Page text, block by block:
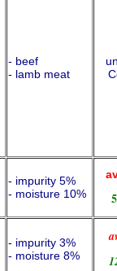
- beef
- lamb meat
- impurity 5%
- moisture 10%
- impurity 3%
- moisture 8%